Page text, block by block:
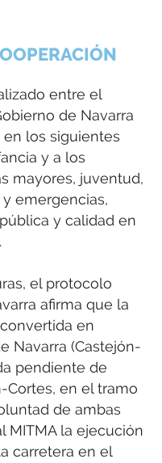
entre el
de Navarra
los siguientes
y a los
mayores, juventud,
emergencias,
y calidad en
el protocolo
afirma que la
en
Navarra (Castejón-
pendiente de
Cortes, en el tramo
de ambas
MITMA la ejecución
carretera en el